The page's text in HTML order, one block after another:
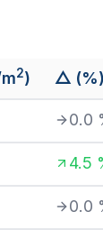
2) △ (%)
0.0
4.5
0.0